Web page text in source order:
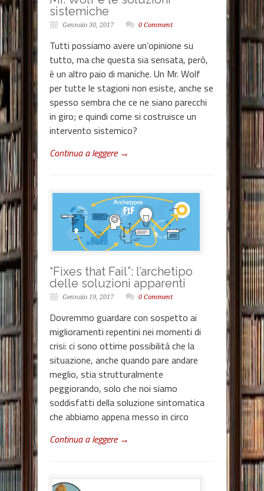
sistemiche
Gennaio 30, 2017 0 Comment
Tutti possiamo avere un’opinione su
tutto, ma che questa sia sensata, però,
è un altro paio di maniche. Un Mr. Wolf
per tutte le stagioni non esiste, anche se
spesso sembra che ce ne siano parecchi
in giro; e quindi come si costruisce un
intervento sistemico?
Continua a leggere →
“Fixes that Fail”: l’archetipo
delle soluzioni apparenti
Gennaio 19, 2017 0 Comment
Dovremmo guardare con sospetto ai
miglioramenti repentini nei momenti di
crisi: ci sono ottime possibilità che la
situazione, anche quando pare andare
meglio, stia strutturalmente
peggiorando, solo che noi siamo
soddisfatti della soluzione sintomatica
che abbiamo appena messo in circo
Continua a leggere →